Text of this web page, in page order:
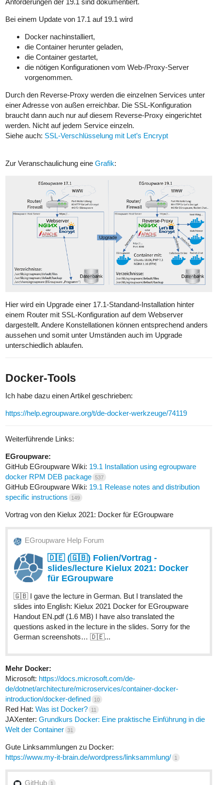
Anforderungen der 19.1 sind dokumentiert.
Bei einem Update von 17.1 auf 19.1 wird
Docker nachinstalliert,
die Container herunter geladen,
die Container gestartet,
die nötigen Konfigurationen vom Web-/Proxy-Server
vorgenommen.
Durch den Reverse-Proxy werden die einzelnen Services unter
einer Adresse von außen erreichbar. Die SSL-Konfiguration
braucht dann auch nur auf diesem Reverse-Proxy eingerichtet
werden. Nicht auf jedem Service einzeln.
Siehe auch: SSL-Verschlüsselung mit Let’s Encrypt
Zur Veranschaulichung eine Grafik:
Hier wird ein Upgrade einer 17.1-Standand-Installation hinter
einem Router mit SSL-Konfiguration auf dem Webserver
dargestellt. Andere Konstellationen können entsprechend anders
aussehen und somit unter Umständen auch im Upgrade
unterschiedlich ablaufen.
Docker-Tools
Ich habe dazu einen Artikel geschrieben:
https://help.egroupware.org/t/de-docker-werkzeuge/74119
Weiterführende Links:
EGroupware:
GitHub EGroupware Wiki: 19.1 Installation using egroupware
docker RPM DEB package 537
GitHub EGroupware Wiki: 19.1 Release notes and distribution
specific instructions
149
Vortrag von den Kielux 2021: Docker für EGroupware
EGroupware Help Forum
🇩🇪 (🇬🇧) Folien/Vortrag -
slides/lecture Kielux 2021: Docker
für EGroupware
🇬🇧 I gave the lecture in German. But I translated the
slides into English: Kielux 2021 Docker for EGroupware
Handout EN.pdf (1.6 MB) I have also translated the
questions asked in the lecture in the slides. Sorry for the
German screenshots… 🇩🇪...
Mehr Docker:
Microsoft: https://docs.microsoft.com/de-
de/dotnet/architecture/microservices/container-docker-
introduction/docker-defined
10
Red Hat: Was ist Docker? 11
JAXenter: Grundkurs Docker: Eine praktische Einführung in die
Welt der Container 31
Gute Linksammlungen zu Docker:
https://www.my-it-brain.de/wordpress/linksammlung/
1
GitHub 1